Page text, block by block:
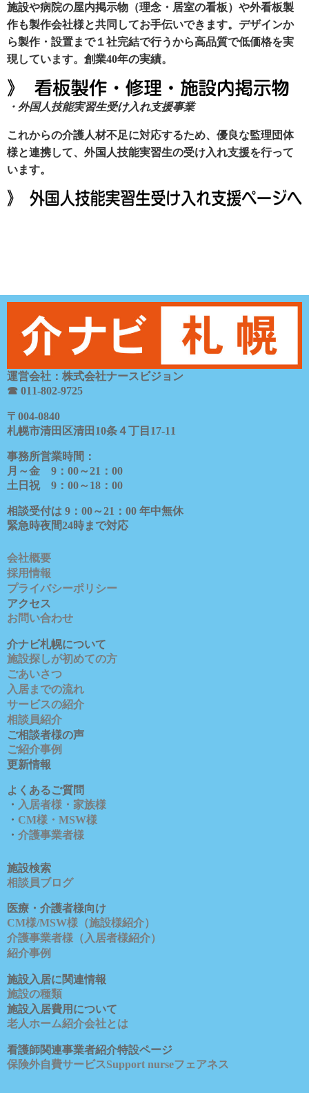
施設や病院の屋内掲示物（理念・居室の看板）や外看板製
作も製作会社様と共同してお手伝いできます。デザインか
ら製作・設置まで１社完結で行うから高品質で低価格を実
現しています。創業40年の実績。
・外国人技能実習生受け入れ支援事業
これからの介護人材不足に対応するため、優良な監理団体
様と連携して、外国人技能実習生の受け入れ支援を行って
います。
運営会社：株式会社ナースビジョン
☎ 011-802-9725
〒 004-0840
札幌市清田区清田 10条４丁目 17-11
事務所営業時間：
月～金 9 ： 00～21 ： 00
土日祝 9 ： 00～18 ： 00
相談受付は 9 ： 00～21 ： 00 年中無休
緊急時夜間24時まで対応
会社概要
採用情報
プライバシーポリシー
アクセス
お問い合わせ
介ナビ札幌について
施設探しが初めての方
ごあいさつ
入居までの流れ
サービスの紹介
相談員紹介
ご相談者様の声
ご紹介事例
更新情報
よくあるご質問
・ 入居者様・家族様
・ CM様・MSW様
・ 介護事業者様
施設検索
相談員ブログ
医療・介護者様向け
CM様/MSW様（施設様紹介）
介護事業者様（入居者様紹介）
紹介事例
施設入居に関連情報
施設の種類
施設入居費用について
老人ホーム紹介会社とは
看護師関連事業者紹介特設ページ
保険外自費サービスSupport nurseフェアネス